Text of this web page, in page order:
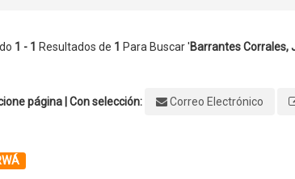
1 - 1 Resultados de 1 Para Buscar 'Barrantes Corrales,
página | Con selección: Correo Electrónico
el número de resultado 1